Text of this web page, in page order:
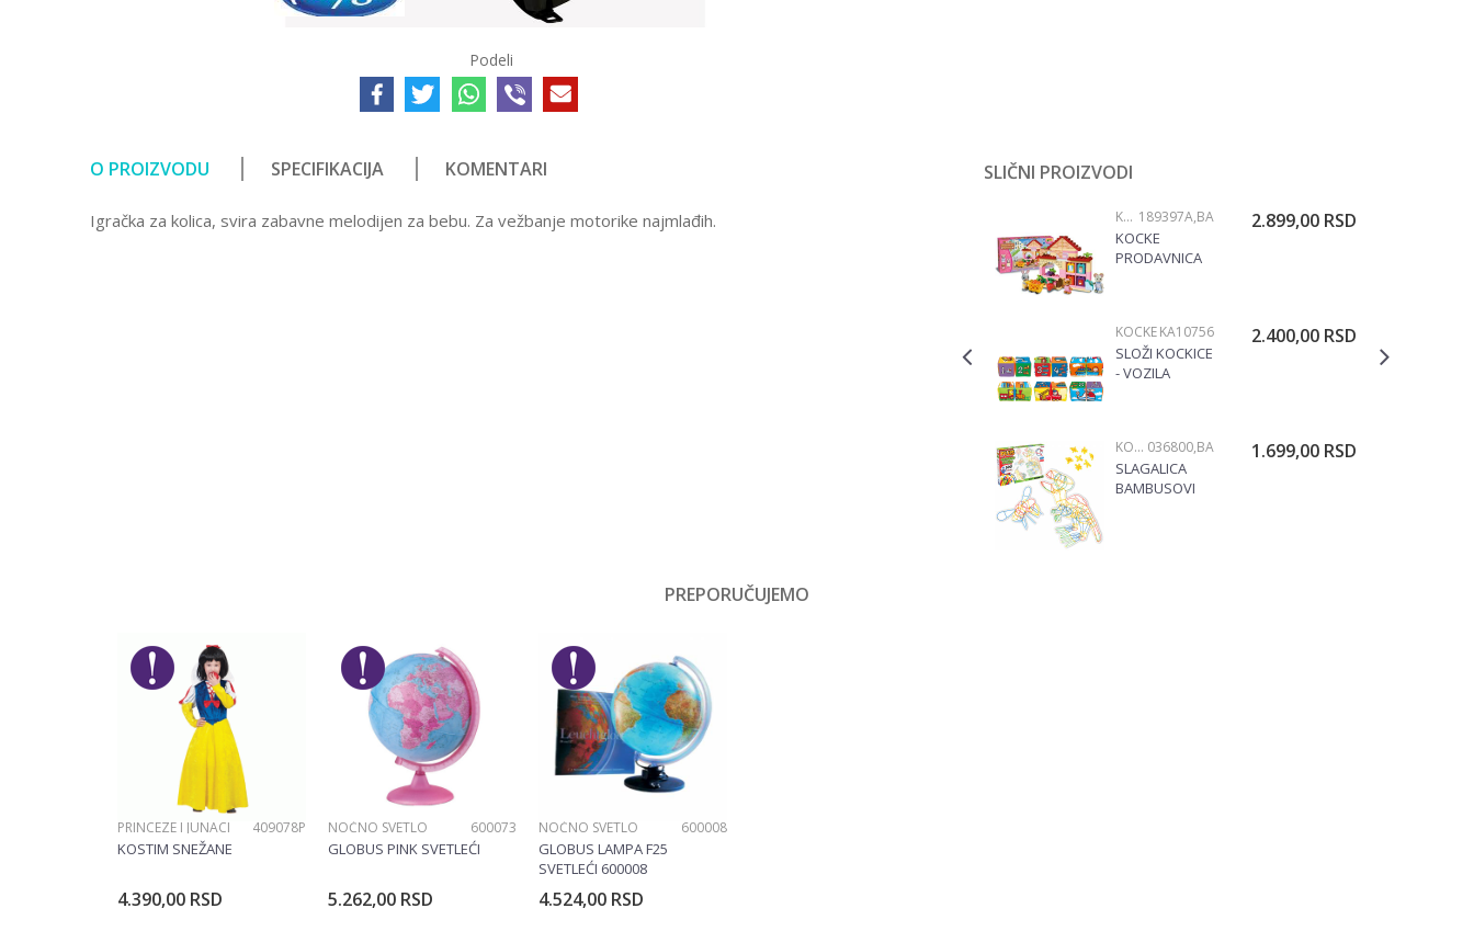
Podeli
O PROIZVODU SPECIFIKACIJA KOMENTARI
Igračka za kolica, svira zabavne melodijen za bebu. Za vežbanje motorike najmlađih.
SLIČNI PROIZVODI
KOCKE 189397A,BA
KOCKE
PRODAVNICA
2.899,00 RSD
KOCKEKA10756
SLOŽI KOCKICE
- VOZILA
2.400,00 RSD
KOCKE 036800,BA
SLAGALICA
BAMBUSOVI
1.699,00 RSD
PREPORUČUJEMO
PRINCEZE I JUNACI 409078P
KOSTIM SNEŽANE
4.390,00 RSD
NOĆNO SVETLO 600073
GLOBUS PINK SVETLEĆI
5.262,00 RSD
NOĆNO SVETLO 600008
GLOBUS LAMPA F25
SVETLEĆI 600008
4.524,00 RSD